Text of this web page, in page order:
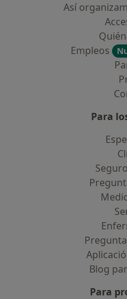
Así
Empleos
Para
Blog
Para